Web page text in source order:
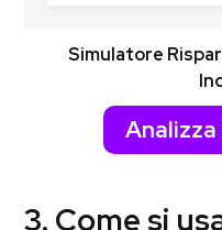
Simulatore
3. Come si